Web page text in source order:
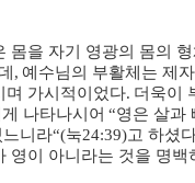
몸을 자기 영광의 몸의
, 예수님의 부활체는 제
며 가시적이었다. 더욱이
나타나시어 “영은 살과
느니라“(눅24:39)고 하셨
영이 아니라는 것을 명백